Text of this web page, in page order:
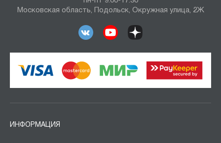
Московская область, Подольск, Окружная улица, 2Ж
ИНФОРМАЦИЯ